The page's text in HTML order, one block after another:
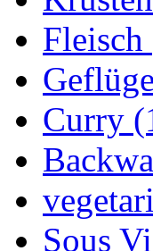
Fleisch
Curry
Sous